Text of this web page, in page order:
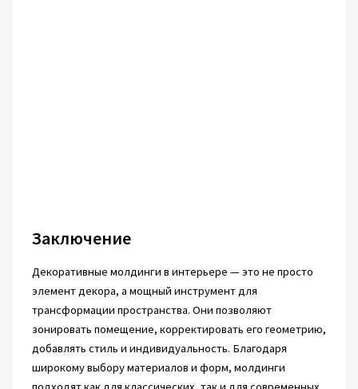
Заключение
Декоративные молдинги в интерьере — это не просто
элемент декора, а мощный инструмент для
трансформации пространства. Они позволяют
зонировать помещение, корректировать его геометрию,
добавлять стиль и индивидуальность. Благодаря
широкому выбору материалов и форм, молдинги